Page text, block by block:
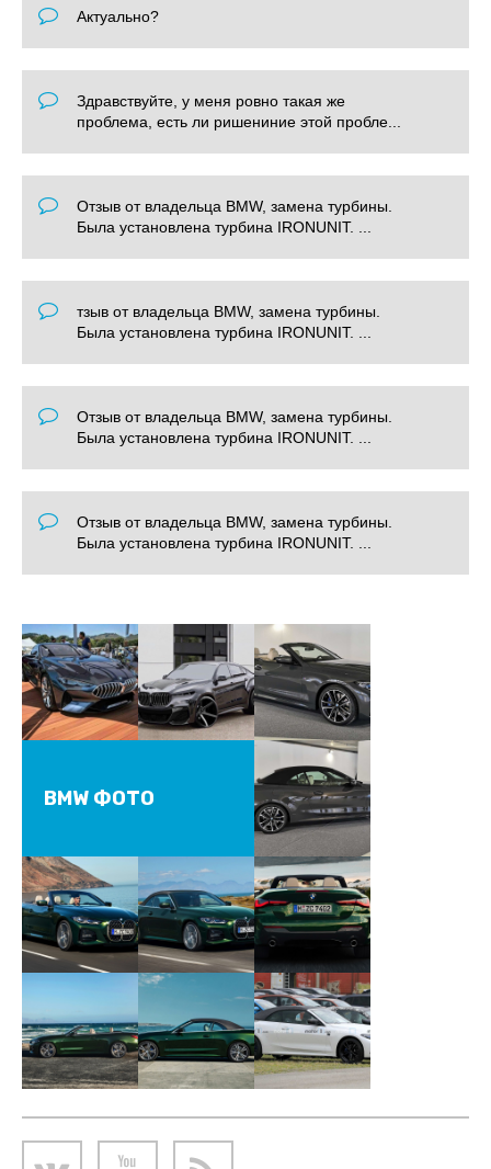
Актуально?
Здравствуйте, у меня ровно такая же
проблема, есть ли ришениние этой пробле...
Отзыв от владельца BMW, замена турбины.
Была установлена турбина IRONUNIT. ...
тзыв от владельца BMW, замена турбины.
Была установлена турбина IRONUNIT. ...
Отзыв от владельца BMW, замена турбины.
Была установлена турбина IRONUNIT. ...
Отзыв от владельца BMW, замена турбины.
Была установлена турбина IRONUNIT. ...
BMW ФОТО